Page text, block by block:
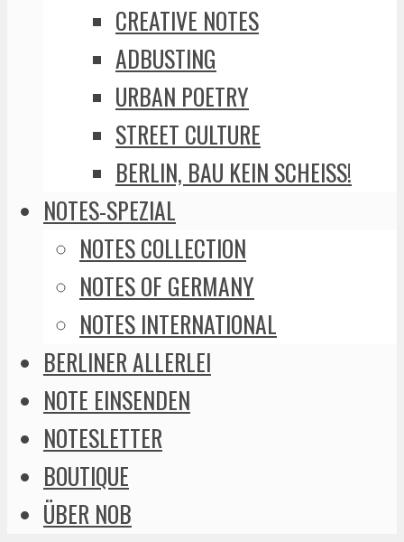
CREATIVE NOTES
ADBUSTING
URBAN POETRY
STREET CULTURE
BERLIN, BAU KEIN SCHEISS!
NOTES-SPEZIAL
NOTES COLLECTION
NOTES OF GERMANY
NOTES INTERNATIONAL
BERLINER ALLERLEI
NOTE EINSENDEN
NOTESLETTER
BOUTIQUE
ÜBER NOB